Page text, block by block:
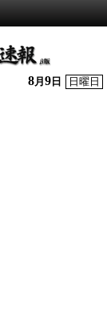
株】
8月 9 日 日曜日